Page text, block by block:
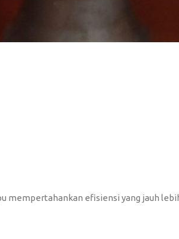
mempertahankan efisiensi yang jauh